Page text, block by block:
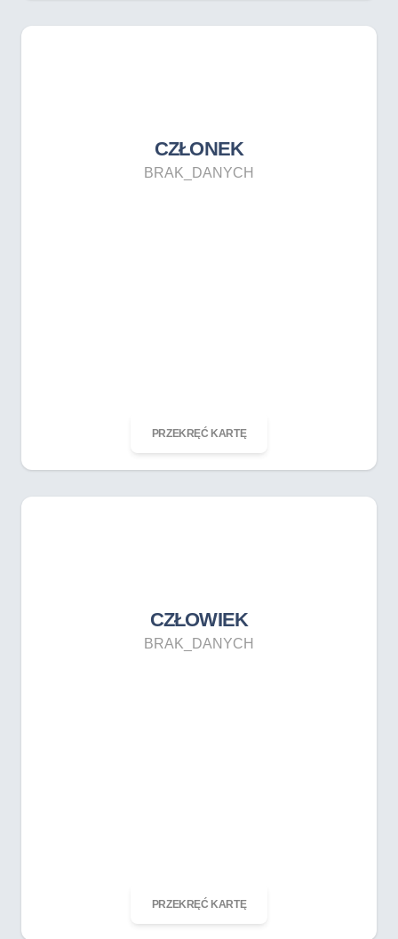
CZŁONEK
BRAK_DANYCH
PRZEKRĘĆ KARTĘ
ODKRĘĆ KARTĘ
CZŁOWIEK
BRAK_DANYCH
PRZEKRĘĆ KARTĘ
ODKRĘĆ KARTĘ